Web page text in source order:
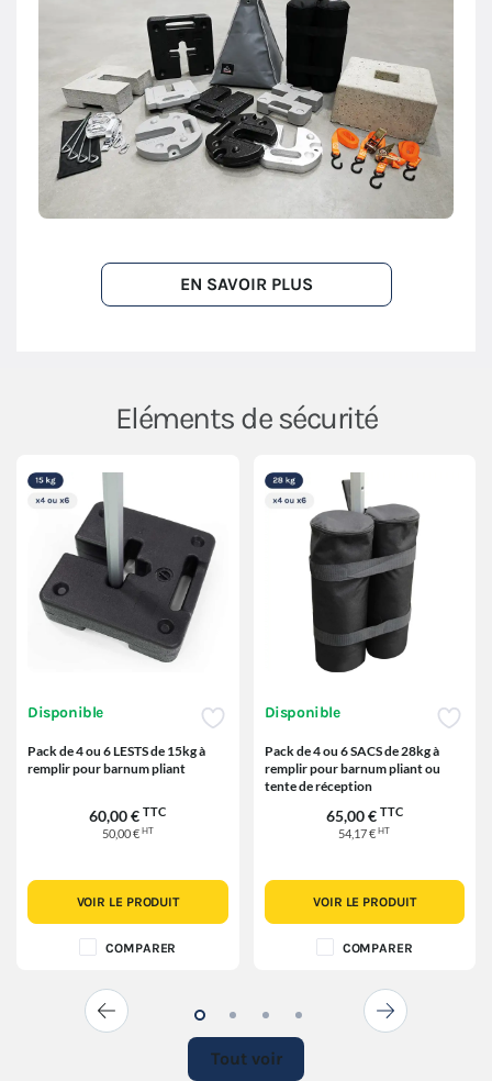
EN SAVOIR PLUS
Eléments de sécurité
Disponible
Pack de 4 ou 6 LESTS de 15kg à
remplir pour barnum pliant
60,00 € TTC
50,00 € HT
VOIR LE PRODUIT
COMPARER
Disponible
Pack de 4 ou 6 SACS de 28kg à
remplir pour barnum pliant ou
tente de réception
65,00 € TTC
54,17 €HT
VOIR LE PRODUIT
COMPARER
Tout voir